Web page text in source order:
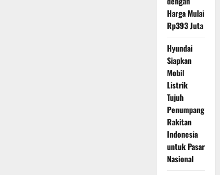
Harga Mulai
Rp393 Juta
Hyundai
Siapkan
Mobil
Listrik
Tujuh
Penumpang
Rakitan
Indonesia
untuk Pasar
Nasional